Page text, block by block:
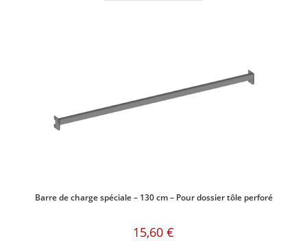
Barre de charge spéciale – 130 cm – Pour dossier tôle perforé
15,60 €